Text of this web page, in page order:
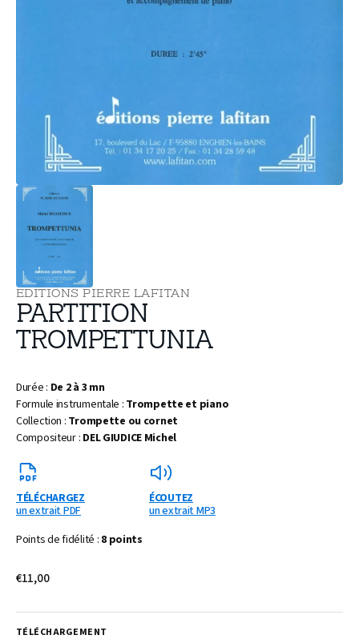
supports
vue
EDITIONS PIERRE LAFITAN
PARTITION
TROMPETTUNIA
Durée : De 2 à 3 mn
Formule instrumentale : Trompette et piano
Collection : Trompette ou cornet
Compositeur : DEL GIUDICE Michel
TÉLÉCHARGEZ
un extrait PDF
ÉCOUTEZ
un extrait MP3
Points de fidélité : 8 points
Prix
€11,00
TÉLÉCHARGEMENT